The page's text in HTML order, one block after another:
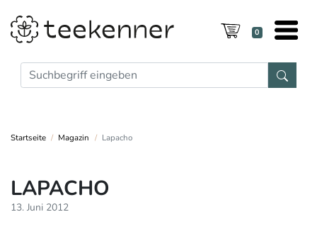
0
Startseite Magazin Lapacho
LAPACHO
13. Juni 2012